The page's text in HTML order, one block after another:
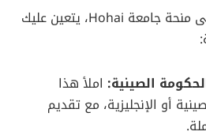
للتقدم بطلب للحصول على منحة جامعة Hohai، يتعين عليك
الصينية: املأ هذا
أو الإنجليزية، مع تقديم